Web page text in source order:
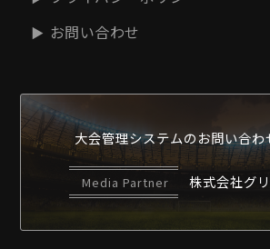
お問い合わせ
大会管理システムのお問い合
Media Partner 株式会社グ